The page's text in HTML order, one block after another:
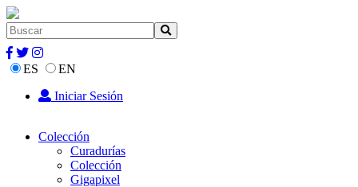
ES
EN
Iniciar Sesión
Colección
Curadurías
Colección
Gigapixel